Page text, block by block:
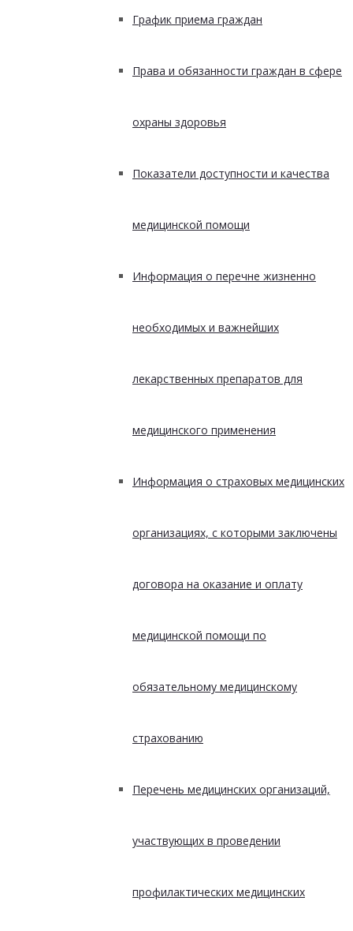
График приема граждан
Права и обязанности граждан в сфере
охраны здоровья
Показатели доступности и качества
медицинской помощи
Информация о перечне жизненно
необходимых и важнейших
лекарственных препаратов для
медицинского применения
Информация о страховых медицинских
организациях, с которыми заключены
договора на оказание и оплату
медицинской помощи по
обязательному медицинскому
страхованию
Перечень медицинских организаций,
участвующих в проведении
профилактических медицинских